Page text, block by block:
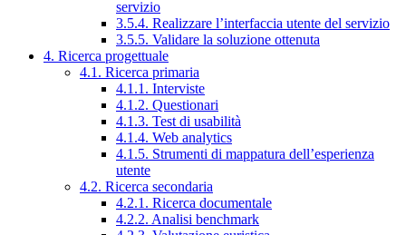
servizio
3.5.4. Realizzare l’interfaccia utente del servizio
3.5.5. Validare la soluzione ottenuta
4. Ricerca progettuale
4.1. Ricerca primaria
4.1.1. Interviste
4.1.2. Questionari
4.1.3. Test di usabilità
4.1.4. Web analytics
4.1.5. Strumenti di mappatura dell’esperienza
utente
4.2. Ricerca secondaria
4.2.1. Ricerca documentale
4.2.2. Analisi benchmark